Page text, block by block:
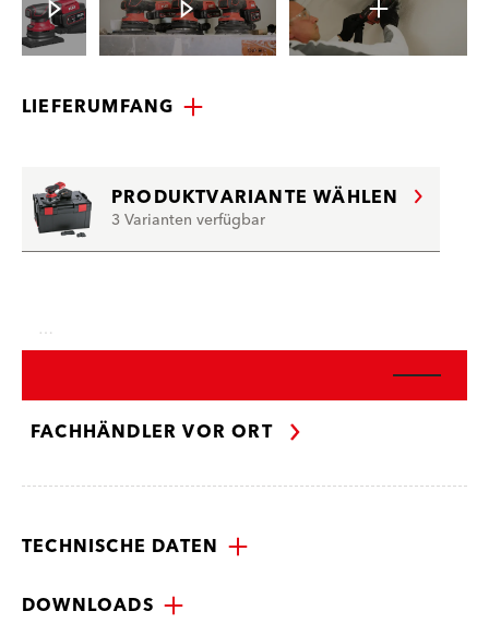
LIEFERUMFANG
PRODUKTVARIANTE WÄHLEN
3 Varianten verfügbar
…
FACHHÄNDLER VOR ORT
TECHNISCHE DATEN
DOWNLOADS